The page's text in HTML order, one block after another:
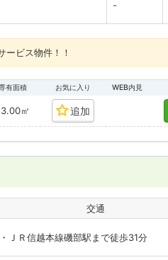
-
ービス物件！！
有面積 お気に入り WEB内見
㎡ 追加
交通
・ＪＲ信越本線磯部駅まで徒歩31分